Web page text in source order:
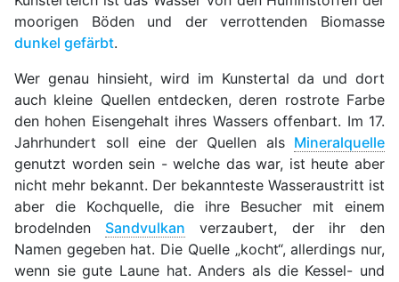
moorigen Böden und der verrottenden Biomasse
dunkel gefärbt.
Wer genau hinsieht, wird im Kunstertal da und dort
auch kleine Quellen entdecken, deren rostrote Farbe
den hohen Eisengehalt ihres Wassers offenbart. Im 17.
Jahrhundert soll eine der Quellen als Mineralquelle
genutzt worden sein - welche das war, ist heute aber
nicht mehr bekannt. Der bekannteste Wasseraustritt ist
aber die Kochquelle, die ihre Besucher mit einem
brodelnden Sandvulkan verzaubert, der ihr den
Namen gegeben hat. Die Quelle „kocht“, allerdings nur,
wenn sie gute Laune hat. Anders als die Kessel- und